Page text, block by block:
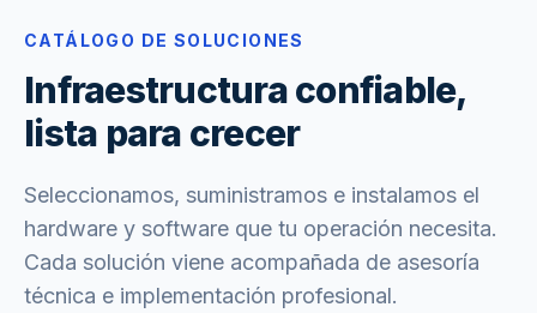
CATÁLOGO DE SOLUCIONES
Infraestructura confiable,
lista para crecer
Seleccionamos, suministramos e instalamos el
hardware y software que tu operación necesita.
Cada solución viene acompañada de asesoría
técnica e implementación profesional.